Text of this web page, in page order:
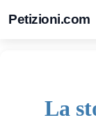
Petizioni.com
La